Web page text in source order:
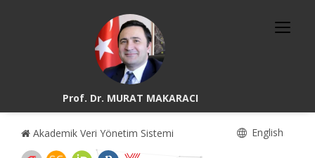
Prof. Dr. MURAT MAKARACI
Akademik Veri Yönetim Sistemi English